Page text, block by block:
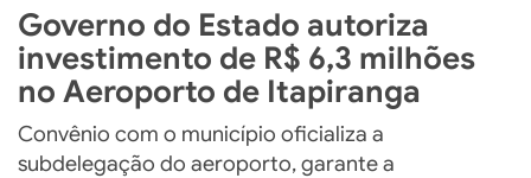
Governo do Estado autoriza
investimento de R$ 6,3 milhões
no Aeroporto de Itapiranga
Convênio com o município oficializa a
subdelegação do aeroporto, garante a